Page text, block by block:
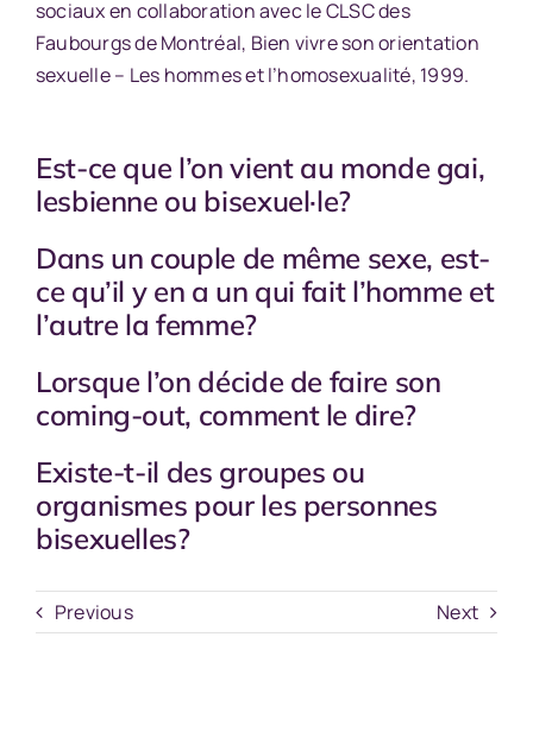
sociaux en collaboration avec le CLSC des
Faubourgs de Montréal, Bien vivre son orientation
sexuelle – Les hommes et l’homosexualité, 1999.
Est-ce que l’on vient au monde gai,
lesbienne ou bisexuel·le?
Dans un couple de même sexe, est-
ce qu’il y en a un qui fait l’homme et
l’autre la femme?
Lorsque l’on décide de faire son
coming-out, comment le dire?
Existe-t-il des groupes ou
organismes pour les personnes
bisexuelles?
Previous Next